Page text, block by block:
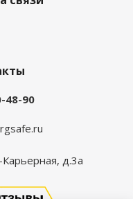
48-90
д.3а